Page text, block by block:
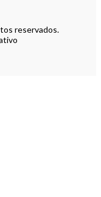
reservados.